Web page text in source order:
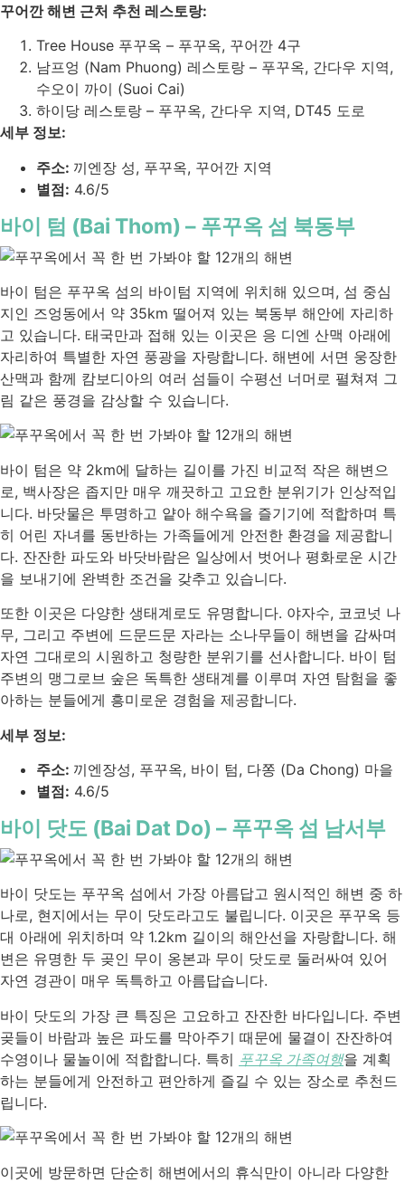
꾸어깐 해변 근처 추천 레스토랑:
Tree House 푸꾸옥 – 푸꾸옥, 꾸어깐 4구
남프엉 (Nam Phuong) 레스토랑 – 푸꾸옥, 간다우 지역,
수오이 까이 (Suoi Cai)
하이당 레스토랑 – 푸꾸옥, 간다우 지역, DT45 도로
세부 정보:
주소: 끼엔장 성, 푸꾸옥, 꾸어깐 지역
별점: 4.6/5
바이 텀 (Bai Thom) – 푸꾸옥 섬 북동부
바이 텀은 푸꾸옥 섬의 바이텀 지역에 위치해 있으며, 섬 중심
지인 즈엉동에서 약 35km 떨어져 있는 북동부 해안에 자리하
고 있습니다. 태국만과 접해 있는 이곳은 응 디엔 산맥 아래에
자리하여 특별한 자연 풍광을 자랑합니다. 해변에 서면 웅장한
산맥과 함께 캄보디아의 여러 섬들이 수평선 너머로 펼쳐져 그
림 같은 풍경을 감상할 수 있습니다.
바이 텀은 약 2km에 달하는 길이를 가진 비교적 작은 해변으
로, 백사장은 좁지만 매우 깨끗하고 고요한 분위기가 인상적입
니다. 바닷물은 투명하고 얕아 해수욕을 즐기기에 적합하며 특
히 어린 자녀를 동반하는 가족들에게 안전한 환경을 제공합니
다. 잔잔한 파도와 바닷바람은 일상에서 벗어나 평화로운 시간
을 보내기에 완벽한 조건을 갖추고 있습니다.
또한 이곳은 다양한 생태계로도 유명합니다. 야자수, 코코넛 나
무, 그리고 주변에 드문드문 자라는 소나무들이 해변을 감싸며
자연 그대로의 시원하고 청량한 분위기를 선사합니다. 바이 텀
주변의 맹그로브 숲은 독특한 생태계를 이루며 자연 탐험을 좋
아하는 분들에게 흥미로운 경험을 제공합니다.
세부 정보:
주소: 끼엔장성, 푸꾸옥, 바이 텀, 다쫑 (Da Chong) 마을
별점: 4.6/5
바이 닷도 (Bai Dat Do) – 푸꾸옥 섬 남서부
바이 닷도는 푸꾸옥 섬에서 가장 아름답고 원시적인 해변 중 하
나로, 현지에서는 무이 닷도라고도 불립니다. 이곳은 푸꾸옥 등
대 아래에 위치하며 약 1.2km 길이의 해안선을 자랑합니다. 해
변은 유명한 두 곶인 무이 옹본과 무이 닷도로 둘러싸여 있어
자연 경관이 매우 독특하고 아름답습니다.
바이 닷도의 가장 큰 특징은 고요하고 잔잔한 바다입니다. 주변
곶들이 바람과 높은 파도를 막아주기 때문에 물결이 잔잔하여
수영이나 물놀이에 적합합니다. 특히 푸꾸옥 가족여행을 계획
하는 분들에게 안전하고 편안하게 즐길 수 있는 장소로 추천드
립니다.
이곳에 방문하면 단순히 해변에서의 휴식만이 아니라 다양한